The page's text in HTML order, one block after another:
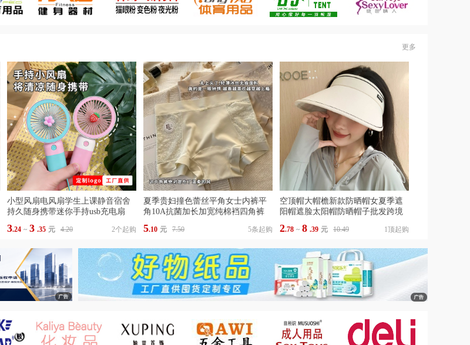
更多
小型风扇电风扇学生上课静音宿舍
持久随身携带迷你手持usb充电扇
3.24 ~ 3 .35 元 4.20 2个起购
夏季贵妇撞色蕾丝平角女士内裤平
角10A抗菌加长加宽纯棉裆四角裤
5.10 元 7.50 5条起购
空顶帽大帽檐新款防晒帽女夏季遮
阳帽遮脸太阳帽防晒帽子批发跨境
2.78 ~ 8 .39 元 10.49 1顶起购